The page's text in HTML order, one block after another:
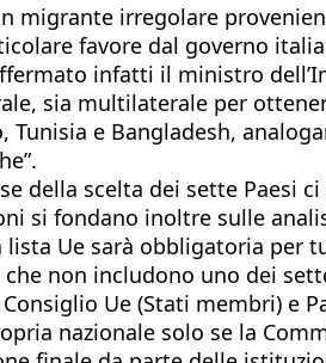
migrante irregolare
favore dal governo
infatti il ministro
sia multilaterale per
Tunisia e Bangladesh,
della scelta dei sette
si fondano inoltre sulle
Ue sarà obbligatoria
non includono uno dei
Ue (Stati membri) e
nazionale solo se la